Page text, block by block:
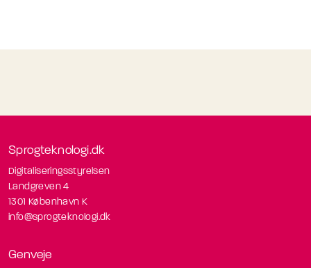
Sprogteknologi.dk
Digitaliseringsstyrelsen
Landgreven 4
1301 København K
info@sprogteknologi.dk
Genveje